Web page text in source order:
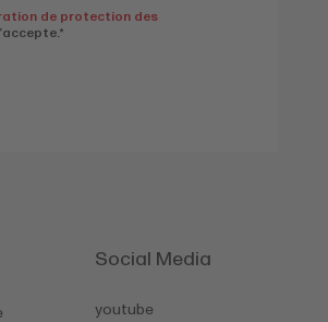
de protection des
*
Social Media
youtube